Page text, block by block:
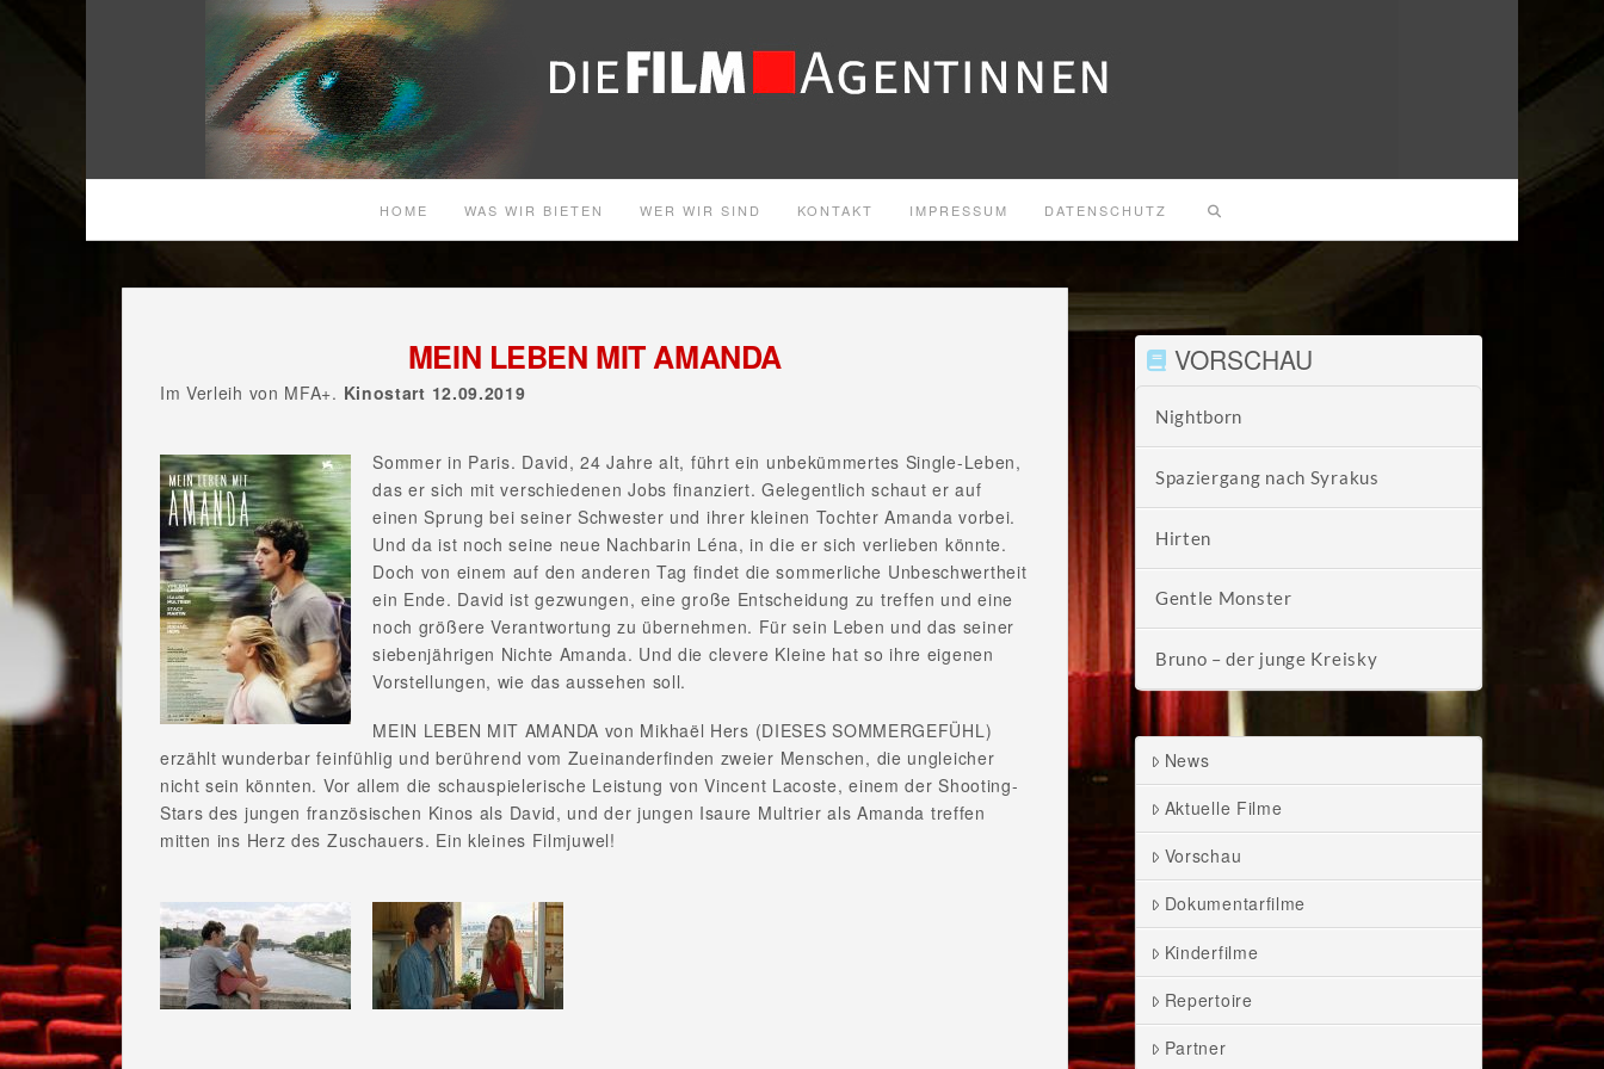
HOME WAS WIR BIETEN WER WIR SIND KONTAKT IMPRESSUM DATENSCHUTZ
MEIN LEBEN MIT AMANDA
Im Verleih von MFA+. Kinostart 12.09.2019
Sommer in Paris. David, 24 Jahre alt, führt ein unbekümmertes Single-Leben,
das er sich mit verschiedenen Jobs finanziert. Gelegentlich schaut er auf
einen Sprung bei seiner Schwester und ihrer kleinen Tochter Amanda vorbei.
Und da ist noch seine neue Nachbarin Léna, in die er sich verlieben könnte.
Doch von einem auf den anderen Tag findet die sommerliche Unbeschwertheit
ein Ende. David ist gezwungen, eine große Entscheidung zu treffen und eine
noch größere Verantwortung zu übernehmen. Für sein Leben und das seiner
siebenjährigen Nichte Amanda. Und die clevere Kleine hat so ihre eigenen
Vorstellungen, wie das aussehen soll.
MEIN LEBEN MIT AMANDA von Mikhaël Hers (DIESES SOMMERGEFÜHL)
erzählt wunderbar feinfühlig und berührend vom Zueinanderfinden zweier Menschen, die ungleicher
nicht sein könnten. Vor allem die schauspielerische Leistung von Vincent Lacoste, einem der Shooting-
Stars des jungen französischen Kinos als David, und der jungen Isaure Multrier als Amanda treffen
mitten ins Herz des Zuschauers. Ein kleines Filmjuwel!
VORSCHAU
Nightborn
Spaziergang nach Syrakus
Hirten
Gentle Monster
Bruno – der junge Kreisky
News
Aktuelle Filme
Vorschau
Dokumentarfilme
Kinderfilme
Repertoire
Partner